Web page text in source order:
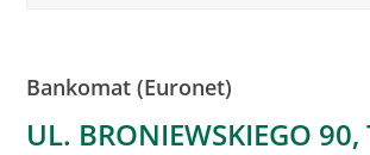
Bankomat (Euronet)
UL. BRONIEWSKIEGO 90,